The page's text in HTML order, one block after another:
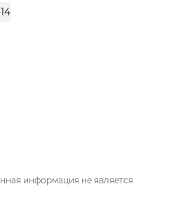
информация не является